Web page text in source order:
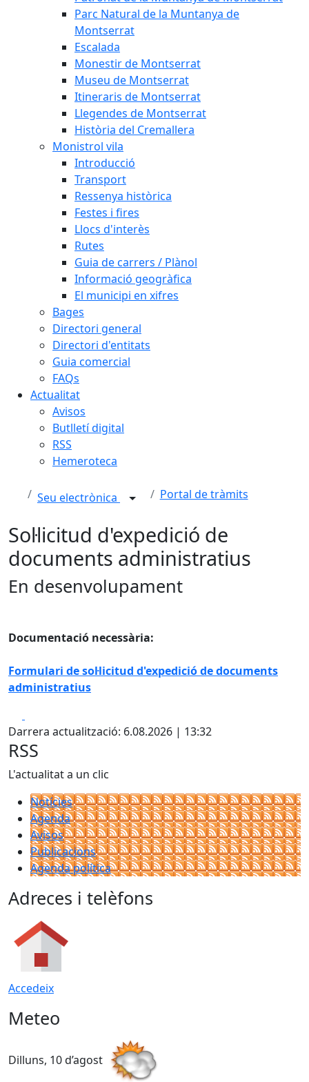
Parc Natural de la Muntanya de
Montserrat
Escalada
Monestir de Montserrat
Museu de Montserrat
Itineraris de Montserrat
Llegendes de Montserrat
Història del Cremallera
Monistrol vila
Introducció
Transport
Ressenya històrica
Festes i fires
Llocs d'interès
Rutes
Guia de carrers / Plànol
Informació geogràfica
El municipi en xifres
Bages
Directori general
Directori d'entitats
Guia comercial
FAQs
Actualitat
Avisos
Butlletí digital
RSS
Hemeroteca
Seu electrònica Portal de tràmits
Sol·licitud d'expedició de
documents administratius
En desenvolupament
Documentació necessària:
Formulari de sol·licitud d'expedició de documents
administratius
Darrera actualització: 6.08.2026 | 13:32
RSS
L'actualitat a un clic
Notícies
Agenda
Avisos
Publicacions
Agenda política
Adreces i telèfons
Accedeix
Meteo
Dilluns, 10 d’agost